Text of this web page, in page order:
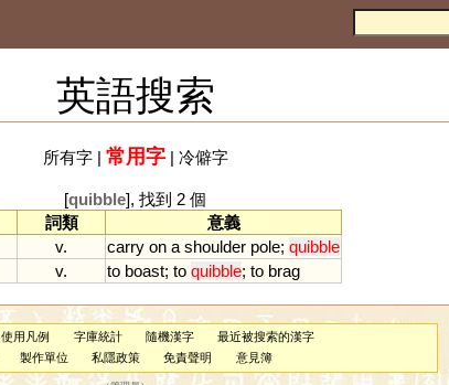
英語搜索
所有字| 常用字| 冷僻字
[quibble], 找到 2 個
詞類
意義
v. carry on a shoulder pole; quibble
v. to boast; to quibble; to brag
使用凡例 字庫統計 隨機漢字
最近被搜索的漢字
製作單位 私隱政策 免責聲明 意見簿